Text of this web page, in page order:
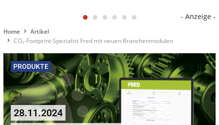
- Anzeige -
Home
Artikel
CO₂-Footprint-Spezialist Fred mit neuen Branchenmodulen
PRODUKTE
28.11.2024